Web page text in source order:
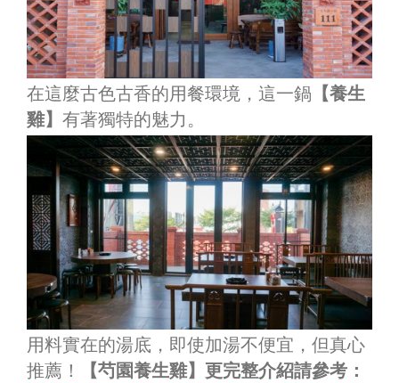
在這麼古色古香的用餐環境，這一鍋 【養生
雞】 有著獨特的魅力。
用料實在的湯底，即使加湯不便宜，但真心
推薦！
【芍園養生雞】更完整介紹請參考：